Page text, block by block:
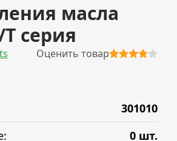
масла
серия
Оценить товар
301010
0 шт.